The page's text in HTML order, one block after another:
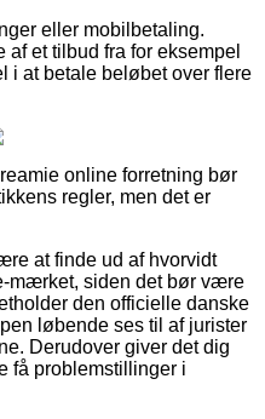
eller mobilbetaling.
et tilbud fra for eksempel
i at betale beløbet over flere
online forretning bør
regler, men det er
at finde ud af hvorvidt
mærket, siden det bør være
den officielle danske
løbende ses til af jurister
Derudover giver det dig
få problemstillinger i